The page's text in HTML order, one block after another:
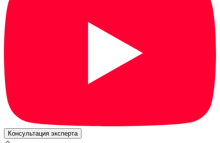
Консультация эксперта